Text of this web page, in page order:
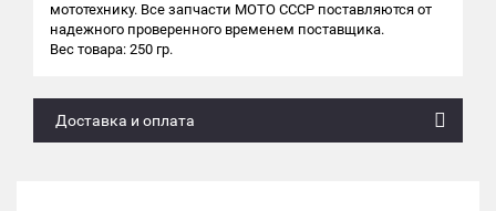
мототехнику. Все запчасти МОТО СССР поставляются от
надежного проверенного временем поставщика.
Вес товара: 250 гр.
Доставка и оплата